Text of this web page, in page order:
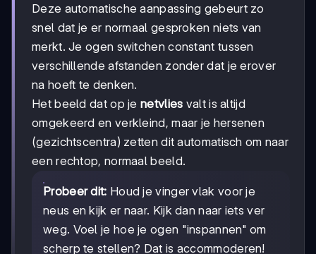
Deze automatische aanpassing gebeurt zo
snel dat je er normaal gesproken niets van
merkt. Je ogen switchen constant tussen
verschillende afstanden zonder dat je erover
na hoeft te denken.
Het beeld dat op je netvlies valt is altijd
omgekeerd en verkleind, maar je hersenen
(gezichtscentra) zetten dit automatisch om naar
een rechtop, normaal beeld.
Probeer dit: Houd je vinger vlak voor je
neus en kijk er naar. Kijk dan naar iets ver
weg. Voel je hoe je ogen "inspannen" om
scherp te stellen? Dat is accommoderen!